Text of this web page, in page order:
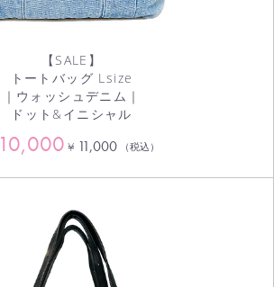
【SALE】
トートバッグ Lsize
｜ウォッシュデニム｜
ドット&イニシャル
10,000 ¥ 11,000 （税込）